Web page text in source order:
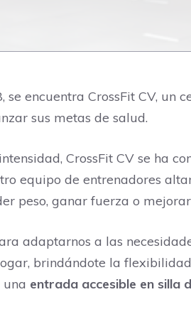
se encuentra CrossFit CV,
sus metas de salud.
CrossFit CV se ha
equipo de entrenadores
peso, ganar fuerza o
adaptarnos a las
brindándote la
entrada accesible en silla